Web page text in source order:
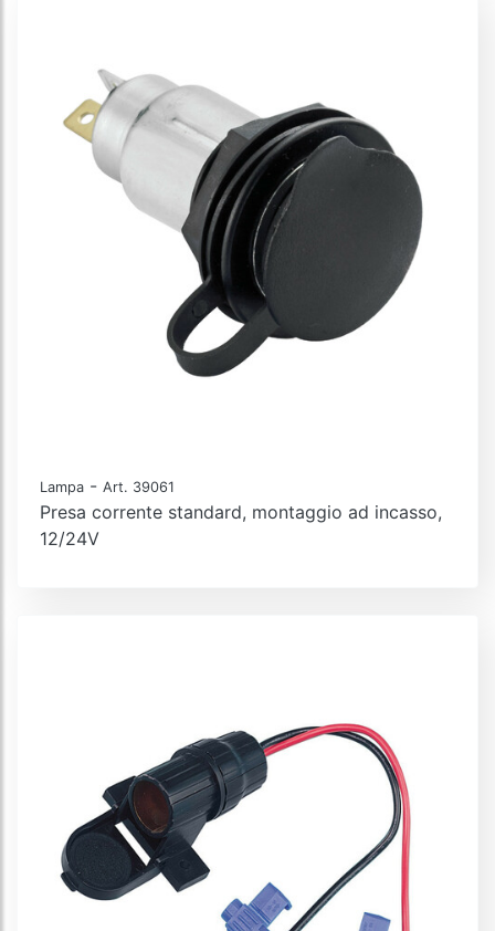
Lampa - Art. 39061
Presa corrente standard, montaggio ad incasso,
12/24V